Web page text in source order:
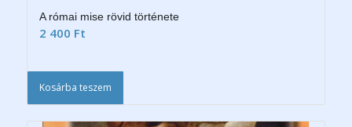
A római mise rövid története
2 400 Ft
Kosárba teszem